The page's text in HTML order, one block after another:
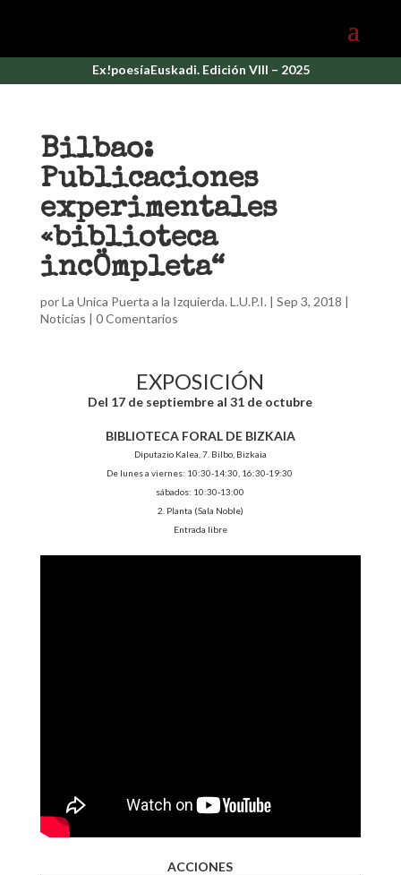
Ex!poesíaEuskadi. Edición VIII – 2025
Bilbao:
Publicaciones
experimentales
«biblioteca
incÖmpleta“
porLa Unica Puerta a la Izquierda. L.U.P.I. | Sep 3, 2018 |
Noticias | 0 Comentarios
EXPOSICIÓN
Del 17 de septiembre al 31 de octubre
BIBLIOTECA FORAL DE BIZKAIA
Diputazio Kalea, 7. Bilbo, Bizkaia
De lunes a viernes: 10:30-14:30, 16:30-19:30
sábados: 10:30-13:00
2. Planta (Sala Noble)
Entrada libre
ACCIONES